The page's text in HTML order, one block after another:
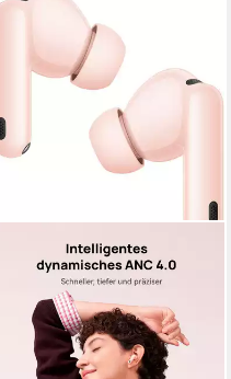
FreeBuds 7i wireless In-Ear-
Kopfhörer
Bluetooth Verbindung
35 Std.
max. Laufzeit
0,14 kg Gewicht